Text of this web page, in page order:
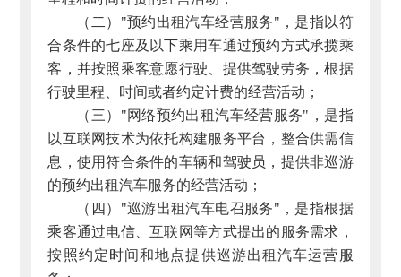
（二）"预约出租汽车经营服务"，是指以符
合条件的七座及以下乘用车通过预约方式承揽乘
客，并按照乘客意愿行驶、提供驾驶劳务，根据
行驶里程、时间或者约定计费的经营活动；
（三）"网络预约出租汽车经营服务"，是指
以互联网技术为依托构建服务平台，整合供需信
息，使用符合条件的车辆和驾驶员，提供非巡游
的预约出租汽车服务的经营活动；
（四）"巡游出租汽车电召服务"，是指根据
乘客通过电信、互联网等方式提出的服务需求，
按照约定时间和地点提供巡游出租汽车运营服